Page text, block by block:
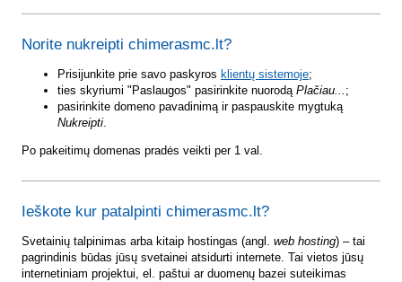
Norite nukreipti chimerasmc.lt?
Prisijunkite prie savo paskyros klientų sistemoje;
ties skyriumi "Paslaugos" pasirinkite nuorodą Plačiau... ;
pasirinkite domeno pavadinimą ir paspauskite mygtuką
Nukreipti.
Po pakeitimų domenas pradės veikti per 1 val.
Ieškote kur patalpinti chimerasmc.lt?
Svetainių talpinimas arba kitaip hostingas (angl. web hosting) – tai
pagrindinis būdas jūsų svetainei atsidurti internete. Tai vietos jūsų
internetiniam projektui, el. paštui ar duomenų bazei suteikimas